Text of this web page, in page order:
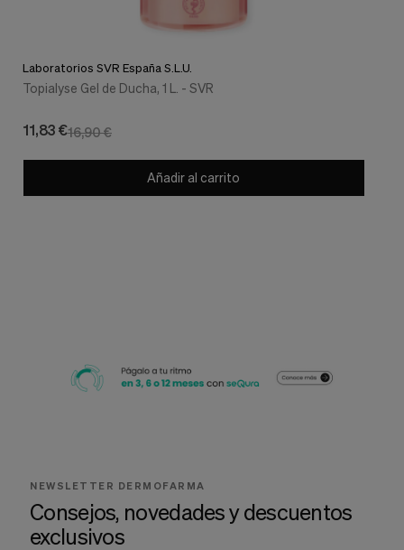
Laboratorios SVR España S.L.U.
Topialyse Gel de Ducha, 1 L. - SVR
16,90 €
11,83 €
Añadir al carrito
NEWSLETTER DERMOFARMA
Consejos, novedades y descuentos
exclusivos